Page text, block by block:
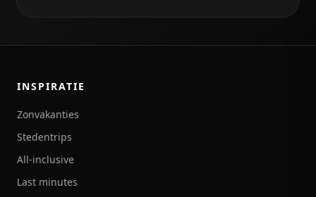
INSPIRATIE
Zonvakanties
Stedentrips
All-inclusive
Last minutes